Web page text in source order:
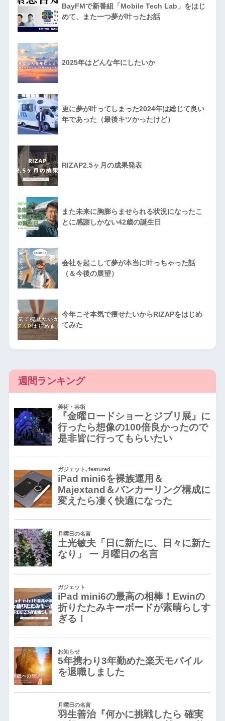
BayFMで新番組「Mobile Tech Lab」をはじ
めて、また一つ夢が叶ったお話
2025年はどんな年にしたいか
更に夢が叶ってしまった2024年は総じて良い
年であった（最後キツかったけど）
RIZAP2.5ヶ月の成果発表
また未来に胸膨らませられる状況になったこ
とに感謝しかない42歳の誕生日
会社を起こして夢が本当に叶っちゃった話
（＆今後の展望）
今年こそ本気で痩せたいからRIZAPをはじめ
てみた
週間ランキング